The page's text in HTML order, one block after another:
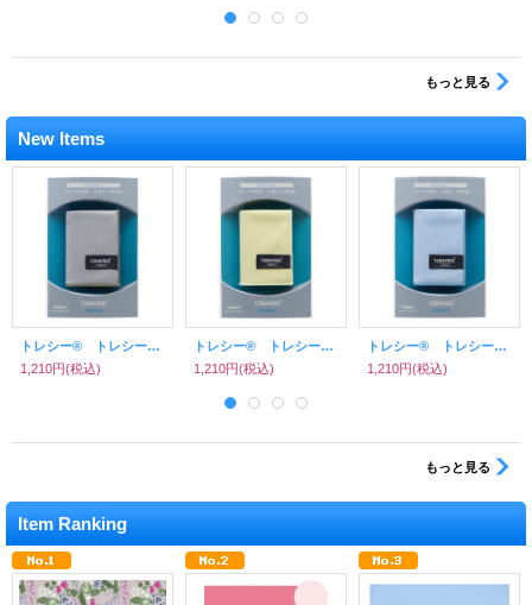
もっと見る
New Items
トレシー® トレシーPREMIUM K1928-PREMIUM G101 グレー
1,210円(税込)
トレシー® トレシーPREMIUM K1928-PREMIUM G104 イエロー
1,210円(税込)
トレシー® トレシーPREMIUM K1928-PREMIUM G102 ブルー
1,210円(税込)
もっと見る
Item Ranking